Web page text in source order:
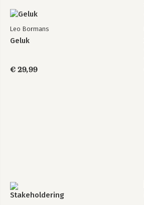
Leo Bormans
Geluk
€ 29,99